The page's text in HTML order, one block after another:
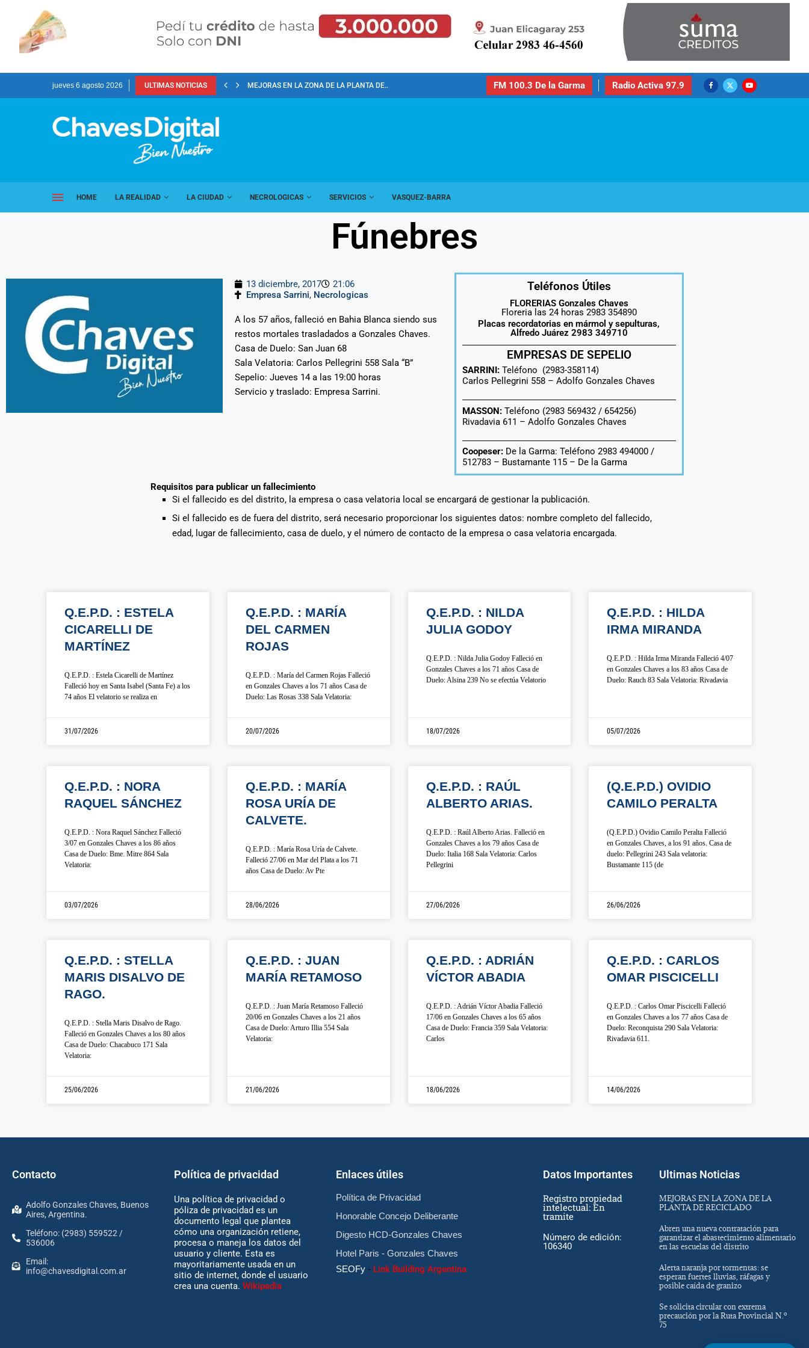
jueves 6 agosto 2026 ULTIMAS NOTICIAS MEJORAS EN LA ZONA DE LA PLANTA DE... FM 100.3 De la Garma Radio Activa 97.9
HOME LA REALIDAD LA CIUDAD NECROLOGICAS SERVICIOS VASQUEZ-BARRA
Fúnebres
13 diciembre, 2017
21:06
Empresa Sarrini, Necrologicas
A los 57 años, falleció en Bahia Blanca siendo sus
restos mortales trasladados a Gonzales Chaves.
Casa de Duelo: San Juan 68
Sala Velatoria: Carlos Pellegrini 558 Sala “B”
Sepelio: Jueves 14 a las 19:00 horas
Servicio y traslado: Empresa Sarrini.
Teléfonos Útiles
FLORERIAS Gonzales Chaves
Floreria las 24 horas 2983 354890
Placas recordatorias en mármol y sepulturas,
Alfredo Juárez 2983 349710
EMPRESAS DE SEPELIO
SARRINI:Teléfono (2983-358114)
Carlos Pellegrini 558 – Adolfo Gonzales Chaves
MASSON:Teléfono (2983 569432 / 654256)
Rivadavia 611 – Adolfo Gonzales Chaves
Coopeser:De la Garma: Teléfono 2983 494000 /
512783 – Bustamante 115 – De la Garma
Requisitos para publicar un fallecimiento
Si el fallecido es del distrito, la empresa o casa velatoria local se encargará de gestionar la publicación.
Si el fallecido es de fuera del distrito, será necesario proporcionar los siguientes datos: nombre completo del fallecido,
edad, lugar de fallecimiento, casa de duelo, y el número de contacto de la empresa o casa velatoria encargada.
Q.E.P.D. : ESTELA
CICARELLI DE
MARTÍNEZ
Q.E.P.D. : Estela Cicarelli de Martínez
Falleció hoy en Santa Isabel (Santa Fe) a los
74 años El velatorio se realiza en
31/07/2026
Q.E.P.D. : MARÍA
DEL CARMEN
ROJAS
Q.E.P.D. : María del Carmen Rojas Falleció
en Gonzales Chaves a los 71 años Casa de
Duelo: Las Rosas 338 Sala Velatoria:
20/07/2026
Q.E.P.D. : NILDA
JULIA GODOY
Q.E.P.D. : Nilda Julia Godoy Falleció en
Gonzales Chaves a los 71 años Casa de
Duelo: Alsina 239 No se efectúa Velatorio
18/07/2026
Q.E.P.D. : HILDA
IRMA MIRANDA
Q.E.P.D. : Hilda Irma Miranda Falleció 4/07
en Gonzales Chaves a los 83 años Casa de
Duelo: Rauch 83 Sala Velatoria: Rivadavia
05/07/2026
Q.E.P.D. : NORA
RAQUEL SÁNCHEZ
Q.E.P.D. : Nora Raquel Sánchez Falleció
3/07 en Gonzales Chaves a los 86 años
Casa de Duelo: Bme. Mitre 864 Sala
Velatoria:
03/07/2026
Q.E.P.D. : MARÍA
ROSA URÍA DE
CALVETE.
Q.E.P.D. : María Rosa Uría de Calvete.
Falleció 27/06 en Mar del Plata a los 71
años Casa de Duelo: Av Pte
28/06/2026
Q.E.P.D. : RAÚL
ALBERTO ARIAS.
Q.E.P.D. : Raúl Alberto Arias. Falleció en
Gonzales Chaves a los 79 años Casa de
Duelo: Italia 168 Sala Velatoria: Carlos
Pellegrini
27/06/2026
(Q.E.P.D.) OVIDIO
CAMILO PERALTA
(Q.E.P.D.) Ovidio Camilo Peralta Falleció
en Gonzales Chaves, a los 91 años. Casa de
duelo: Pellegrini 243 Sala velatoria:
Bustamante 115 (de
26/06/2026
Q.E.P.D. : STELLA
MARIS DISALVO DE
RAGO.
Q.E.P.D. : Stella Maris Disalvo de Rago.
Falleció en Gonzales Chaves a los 80 años
Casa de Duelo: Chacabuco 171 Sala
Velatoria:
25/06/2026
Q.E.P.D. : JUAN
MARÍA RETAMOSO
Q.E.P.D. : Juan María Retamoso Falleció
20/06 en Gonzales Chaves a los 21 años
Casa de Duelo: Arturo Illia 554 Sala
Velatoria:
21/06/2026
Q.E.P.D. : ADRIÁN
VÍCTOR ABADIA
Q.E.P.D. : Adrián Víctor Abadia Falleció
17/06 en Gonzales Chaves a los 65 años
Casa de Duelo: Francia 359 Sala Velatoria:
Carlos
18/06/2026
Q.E.P.D. : CARLOS
OMAR PISCICELLI
Q.E.P.D. : Carlos Omar Piscicelli Falleció
en Gonzales Chaves a los 77 años Casa de
Duelo: Reconquista 290 Sala Velatoria:
Rivadavia 611.
14/06/2026
Contacto
Adolfo Gonzales Chaves, Buenos
Aires, Argentina.
Teléfono: (2983) 559522 /
536006
Email:
info@chavesdigital.com.ar
Política de privacidad
Una política de privacidad o
póliza de privacidad es un
documento legal que plantea
cómo una organización retiene,
procesa o maneja los datos del
usuario y cliente. Esta es
mayoritariamente usada en un
sitio de internet, donde el usuario
crea una cuenta. Wikipedia
Enlaces útiles
Política de Privacidad
Honorable Concejo Deliberante
Digesto HCD-Gonzales Chaves
Hotel Paris - Gonzales Chaves
SEOFy- Link Building Argentina
Datos Importantes
Registro propiedad
intelectual: En
tramite
Número de edición:
106340
Ultimas Noticias
MEJORAS EN LA ZONA DE LA
PLANTA DE RECICLADO
Abren una nueva contratación para
garantizar el abastecimiento alimentario
en las escuelas del distrito
Alerta naranja por tormentas: se
esperan fuertes lluvias, ráfagas y
posible caída de granizo
Se solicita circular con extrema
precaución por la Ruta Provincial N.º
75